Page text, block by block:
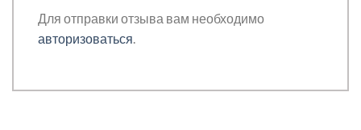
Для отправки отзыва вам необходимо
авторизоваться